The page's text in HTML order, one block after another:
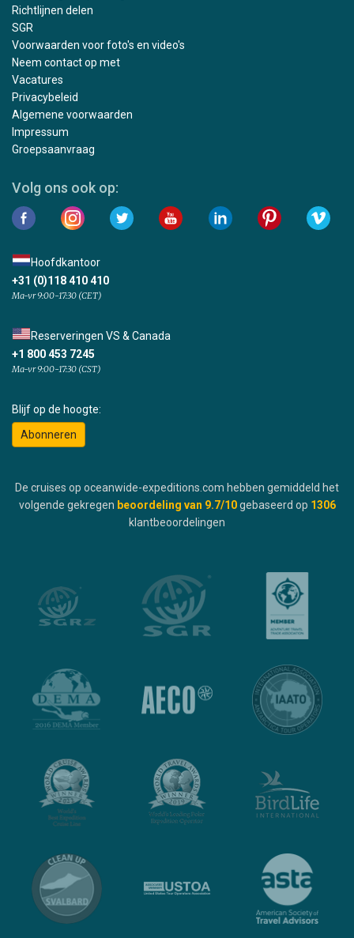
Richtlijnen delen
SGR
Voorwaarden voor foto's en video's
Neem contact op met
Vacatures
Privacybeleid
Algemene voorwaarden
Impressum
Groepsaanvraag
Volg ons ook op:
Hoofdkantoor
+31 (0)118 410 410
Ma-vr 9:00-17:30 (CET)
Reserveringen VS & Canada
+1 800 453 7245
Ma-vr 9:00-17:30 (CST)
Blijf op de hoogte:
Abonneren
De cruises op oceanwide-expeditions.com hebben gemiddeld het
volgende gekregen beoordeling van 9.7/10 gebaseerd op 1306
klantbeoordelingen